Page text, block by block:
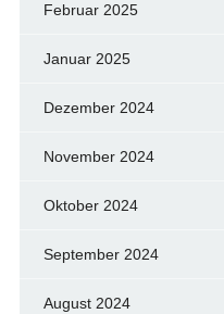
Februar 2025
Januar 2025
Dezember 2024
November 2024
Oktober 2024
September 2024
August 2024